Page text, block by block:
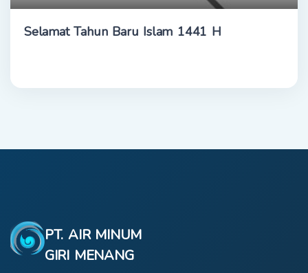
Selamat Tahun Baru Islam 1441 H
PT. AIR MINUM
GIRI MENANG